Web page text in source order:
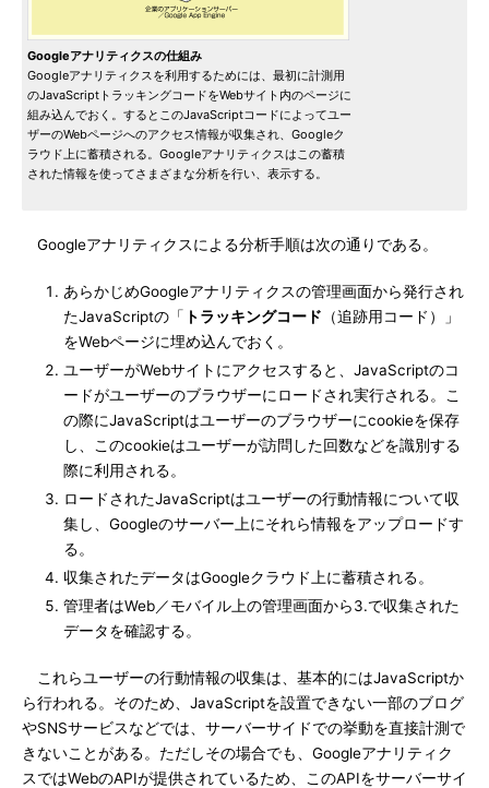
Googleアナリティクスの仕組み
Googleアナリティクスを利用するためには、最初に計測用
のJavaScriptトラッキングコードをWebサイト内のページに
組み込んでおく。するとこのJavaScriptコードによってユー
ザーのWebページへのアクセス情報が収集され、Googleク
ラウド上に蓄積される。Googleアナリティクスはこの蓄積
された情報を使ってさまざまな分析を行い、表示する。
Googleアナリティクスによる分析手順は次の通りである。
あらかじめGoogleアナリティクスの管理画面から発行され
たJavaScriptの「 トラッキングコード （追跡用コード）」
をWebページに埋め込んでおく。
ユーザーがWebサイトにアクセスすると、JavaScriptのコ
ードがユーザーのブラウザーにロードされ実行される。こ
の際にJavaScriptはユーザーのブラウザーにcookieを保存
し、このcookieはユーザーが訪問した回数などを識別する
際に利用される。
ロードされたJavaScriptはユーザーの行動情報について収
集し、Googleのサーバー上にそれら情報をアップロードす
る。
収集されたデータはGoogleクラウド上に蓄積される。
管理者はWeb／モバイル上の管理画面から3.で収集された
データを確認する。
これらユーザーの行動情報の収集は、基本的にはJavaScriptか
ら行われる。そのため、JavaScriptを設置できない一部のブログ
やSNSサービスなどでは、サーバーサイドでの挙動を直接計測で
きないことがある。ただしその場合でも、Googleアナリティク
スではWebのAPIが提供されているため、このAPIをサーバーサイ